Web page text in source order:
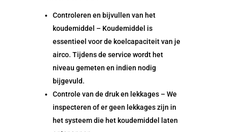
Controleren en bijvullen van het
koudemiddel – Koudemiddel is
essentieel voor de koelcapaciteit van je
airco. Tijdens de service wordt het
niveau gemeten en indien nodig
bijgevuld.
Controle van de druk en lekkages – We
inspecteren of er geen lekkages zijn in
het systeem die het koudemiddel laten